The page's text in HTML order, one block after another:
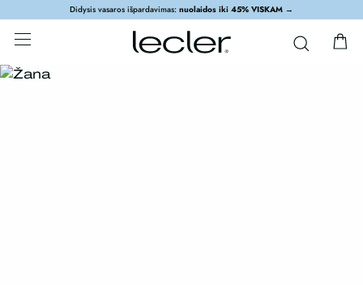
Didysis vasaros išpardavimas: nuolaidos iki 45% VISKAM →